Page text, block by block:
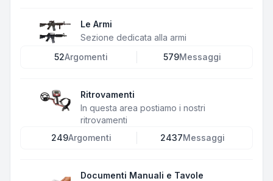
Le Armi
Sezione dedicata alla armi
52Argomenti 579Messaggi
Ritrovamenti
In questa area postiamo i nostri
ritrovamenti
249Argomenti 2437Messaggi
Documenti Manuali e Tavole